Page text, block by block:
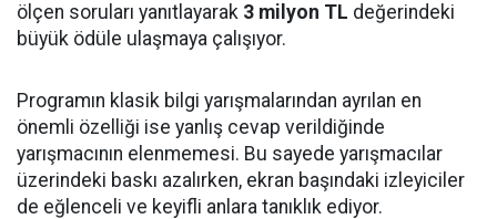
ölçen soruları yanıtlayarak 3 milyon TL değerindeki
büyük ödüle ulaşmaya çalışıyor.
Programın klasik bilgi yarışmalarından ayrılan en
önemli özelliği ise yanlış cevap verildiğinde
yarışmacının elenmemesi. Bu sayede yarışmacılar
üzerindeki baskı azalırken, ekran başındaki izleyiciler
de eğlenceli ve keyifli anlara tanıklık ediyor.